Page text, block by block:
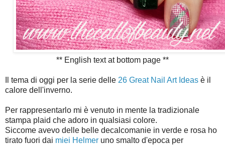
** English text at bottom page **
Il tema di oggi per la serie delle 26 Great Nail Art Ideas è il
calore dell'inverno.
Per rappresentarlo mi è venuto in mente la tradizionale
stampa plaid che adoro in qualsiasi colore.
Siccome avevo delle belle decalcomanie in verde e rosa ho
tirato fuori dai miei Helmer uno smalto d'epoca per